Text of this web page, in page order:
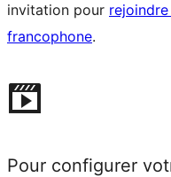
invitation pour
francophone.
Pour configurer